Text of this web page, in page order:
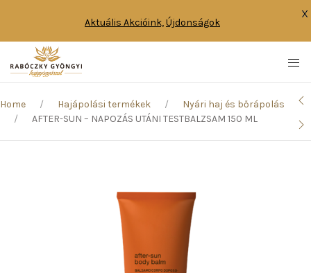
Home Hajápolási termékek
Nyári haj és bőrápolás
AFTER-SUN – NAPOZÁS UTÁNI TESTBALZSAM 150 ML
Aktuális Akcióink,Újdonságok
X